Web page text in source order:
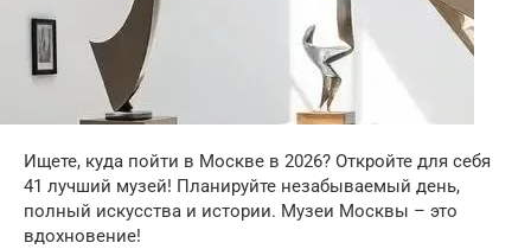
Ищете, куда пойти в Москве в 2026? Откройте для себя
41 лучший музей! Планируйте незабываемый день,
полный искусства и истории. Музеи Москвы – это
вдохновение!